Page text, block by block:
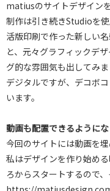
matiusのサイトデザイン
制作は引き続きStudioを使
活版印刷で作った新しい
と、元々グラフィックデ
グ的な雰囲気も出してみま
デジタルですが、デコボ
います。
動画も配置できるように
今回のサイトには動画を埋
私はデザインを作り始め
ろからスタートするので